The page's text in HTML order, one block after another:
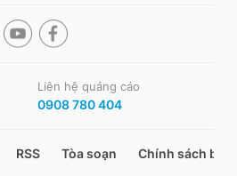
Liên hệ quảng cáo
0908 780 404
RSS Tòa soạn Chính sách bảo